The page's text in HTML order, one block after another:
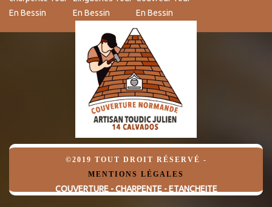
En Bessin
En Bessin
En Bessin
©2019 TOUT DROIT RÉSERVÉ -
MENTIONS LÉGALES
COUVERTURE - CHARPENTE - ETANCHEITE